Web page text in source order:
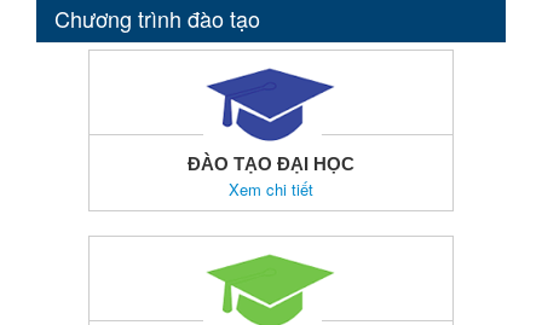
Chương trình đào tạo
ĐÀO TẠO ĐẠI HỌC
Xem chi tiết